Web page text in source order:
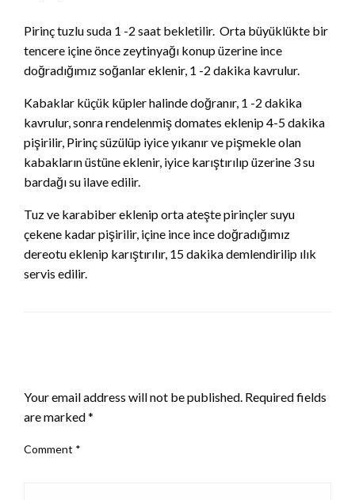
Pirinç tuzlu suda 1 -2 saat bekletilir. Orta büyüklükte bir
tencere içine önce zeytinyağı konup üzerine ince
doğradığımız soğanlar eklenir, 1 -2 dakika kavrulur.
Kabaklar küçük küpler halinde doğranır, 1 -2 dakika
kavrulur, sonra rendelenmiş domates eklenip 4-5 dakika
pişirilir, Pirinç süzülüp iyice yıkanır ve pişmekle olan
kabakların üstüne eklenir, iyice karıştırılıp üzerine 3 su
bardağı su ilave edilir.
Tuz ve karabiber eklenip orta ateşte pirinçler suyu
çekene kadar pişirilir, içine ince ince doğradığımız
dereotu eklenip karıştırılır, 15 dakika demlendirilip ılık
servis edilir.
Your email address will not be published. Required fields
are marked*
Comment *